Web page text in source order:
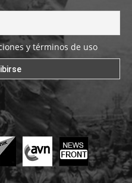
y términos de uso